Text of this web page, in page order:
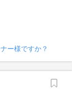
ー様ですか？